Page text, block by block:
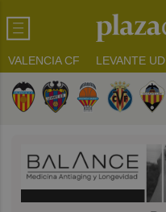
VALENCIA CF LEVANTE UD